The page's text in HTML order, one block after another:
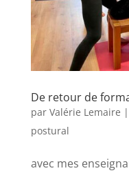
De retour de
par Valérie Lemaire |
postural
avec mes